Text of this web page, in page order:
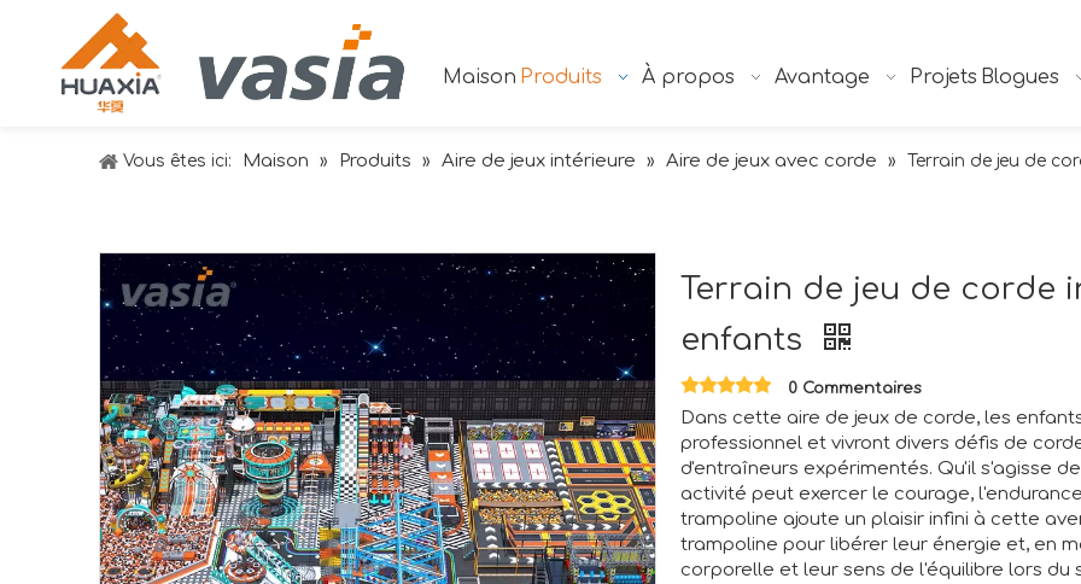
Maison Produits À propos Avantage Projets Blogues
Vous êtes ici: Maison » Produits » Aire de jeux intérieure » Aire de jeux avec corde » Terrain de jeu de
Terrain de jeu de corde
enfants
0 Commentaires
Dans cette aire de jeux de corde, les
professionnel et vivront divers défis de
d'entraîneurs expérimentés. Qu'il s'agisse
activité peut exercer le courage,
trampoline ajoute un plaisir infini à cette
trampoline pour libérer leur énergie et, en
corporelle et leur sens de l'équilibre lors